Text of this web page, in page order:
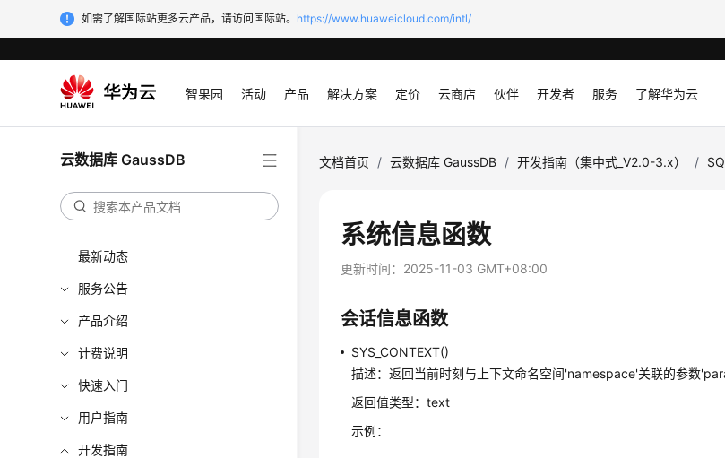
如需了解国际站更多云产品，请访问国际站。 https://www.huaweicloud.com/intl/
智果园 活动 产品 解决方案 定价 云商店 伙伴 开发者 服务 了解华为云
云数据库 GaussDB
最新动态
服务公告
产品介绍
计费说明
快速入门
用户指南
开发指南
文档首页 / 云数据库 GaussDB / 开发指南（集中式_V2.0-3.x） /
系统信息函数
更新时间： 2025-11-03 GMT+08:00
会话信息函数
SYS_CONTEXT()
描述：返回当前时刻与上下文命名空间'namespace'关联的参数
返回值类型：text
示例：